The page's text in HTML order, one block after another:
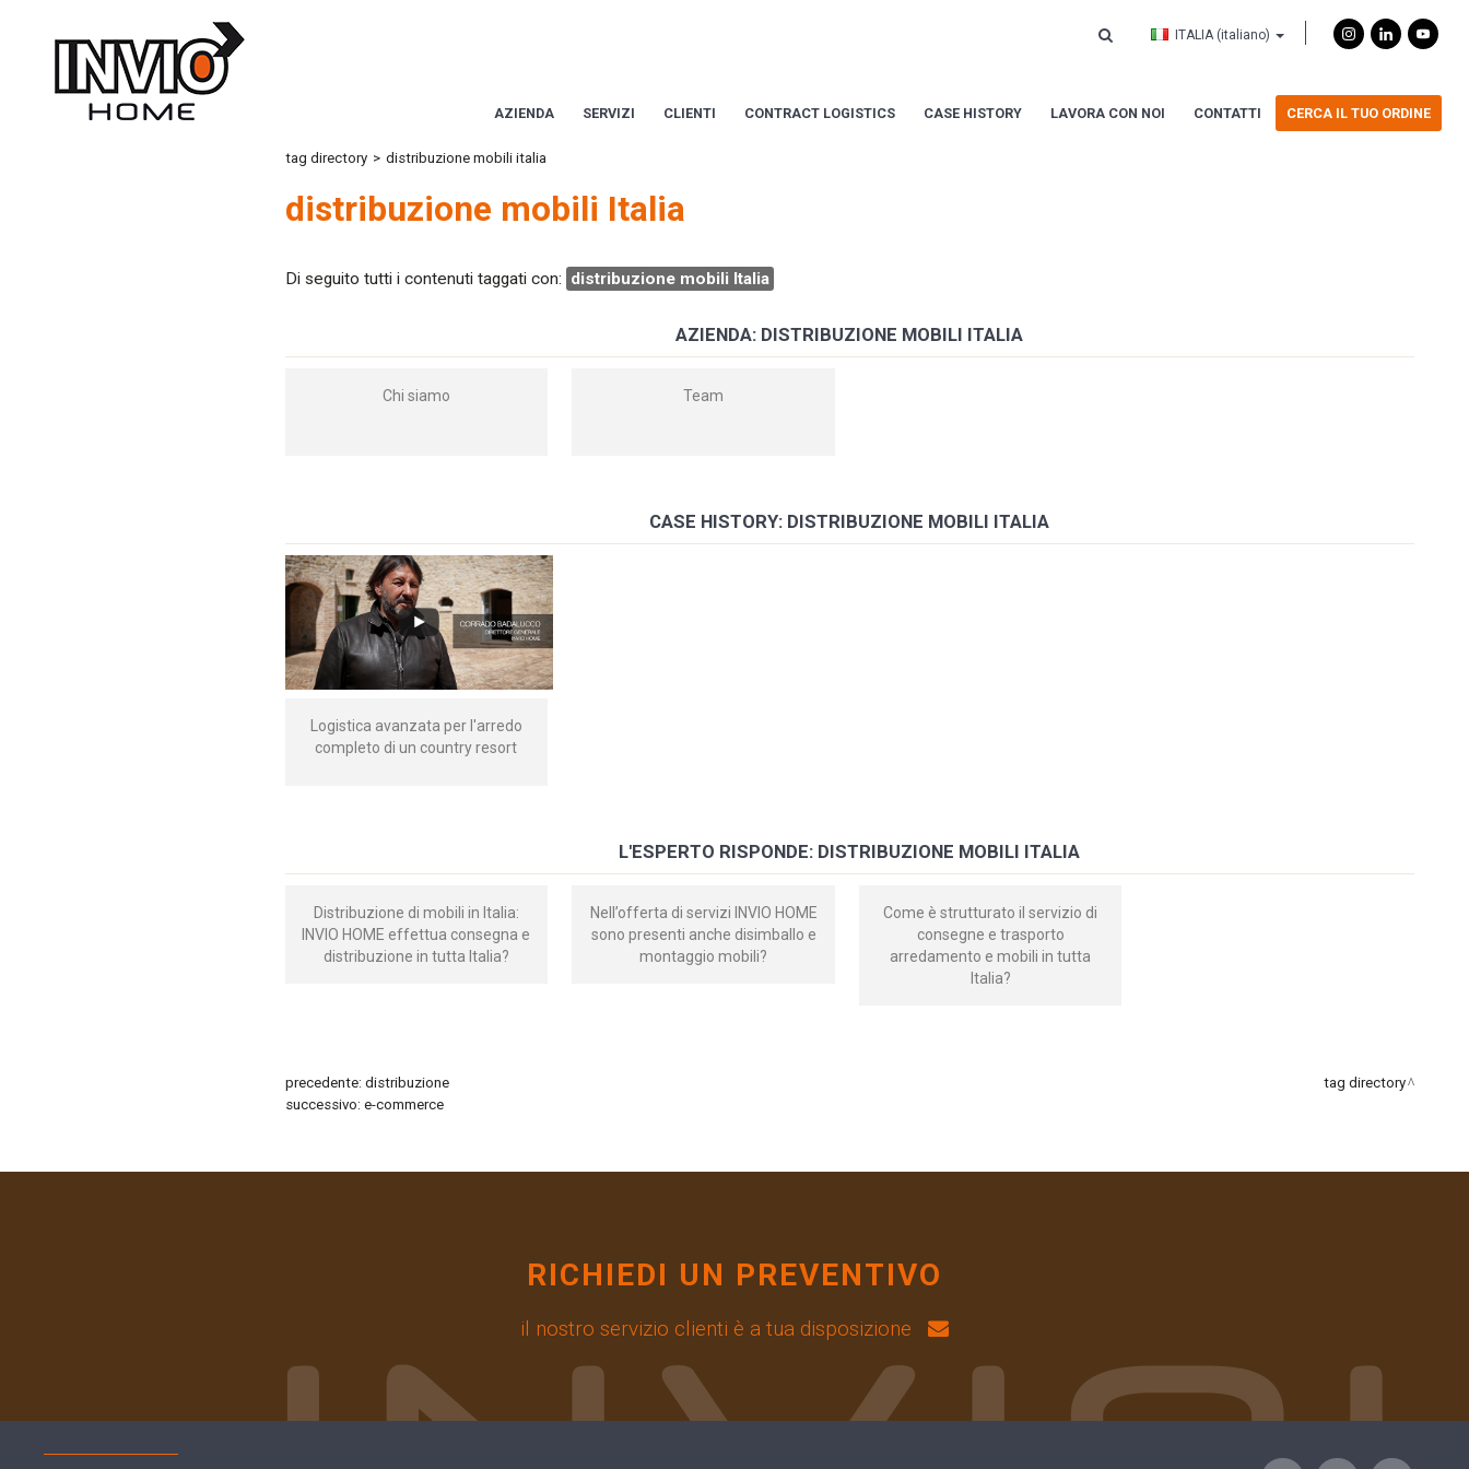
ITALIA (italiano)
AZIENDA SERVIZI CLIENTI CONTRACT LOGISTICS CASE HISTORY LAVORA CON NOI CONTATTI CERCA IL TUO ORDINE
tag directory > distribuzione mobili italia
distribuzione mobili Italia
Di seguito tutti i contenuti taggati con: distribuzione mobili Italia
AZIENDA: DISTRIBUZIONE MOBILI ITALIA
Chi siamo Team
CASE HISTORY: DISTRIBUZIONE MOBILI ITALIA
Logistica avanzata per l'arredo
completo di un country resort
L'ESPERTO RISPONDE: DISTRIBUZIONE MOBILI ITALIA
Distribuzione di mobili in Italia:
INVIO HOME effettua consegna e
distribuzione in tutta Italia?
Nell’offerta di servizi INVIO HOME
sono presenti anche disimballo e
montaggio mobili?
Come è strutturato il servizio di
consegne e trasporto
arredamento e mobili in tutta
Italia?
precedente: distribuzione
successivo: e-commerce
tag directory
RICHIEDI UN PREVENTIVO
il nostro servizio clienti è a tua disposizione